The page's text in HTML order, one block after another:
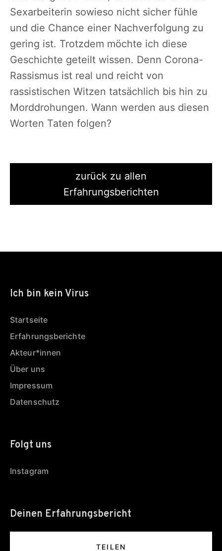
Sexarbeiterin sowieso nicht sicher fühle
und die Chance einer Nachverfolgung zu
gering ist. Trotzdem möchte ich diese
Geschichte geteilt wissen. Denn Corona-
Rassismus ist real und reicht von
rassistischen Witzen tatsächlich bis hin zu
Morddrohungen. Wann werden aus diesen
Worten Taten folgen?
zurück zu allen
Erfahrungsberichten
Ich bin kein Virus
Startseite
Erfahrungsberichte
Akteur*innen
Über uns
Impressum
Datenschutz
Folgt uns
Instagram
Deinen Erfahrungsbericht
TEILEN